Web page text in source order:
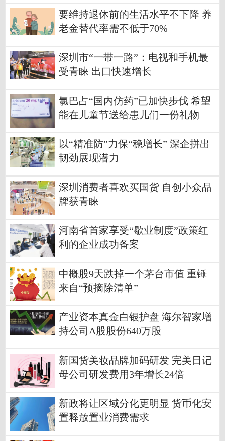
要维持退休前的生活水平不下降 养
老金替代率需不低于70%
深圳市“一带一路”：电视和手机最
受青睐 出口快速增长
氯巴占“国内仿药”已加快步伐 希望
能在儿童节送给患儿们一份礼物
以“精准防”力保“稳增长” 深企拼出
韧劲展现潜力
深圳消费者喜欢买国货 自创小众品
牌获青睐
河南省首家享受“歇业制度”政策红
利的企业成功备案
中概股9天跌掉一个茅台市值 重锤
来自“预摘除清单”
产业资本真金白银护盘 海尔智家增
持公司A股股份640万股
新国货美妆品牌加码研发 完美日记
母公司研发费用3年增长24倍
新政将让区域分化更明显 货币化安
置释放置业消费需求